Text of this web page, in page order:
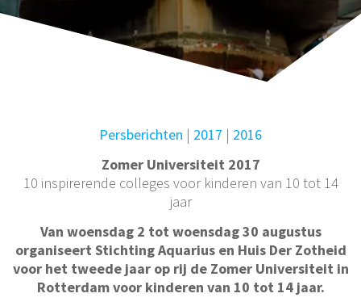
Persberichten | 2017 | 2016
Zomer Universiteit 2017
10 inspirerende colleges voor kinderen van 10 tot 14
jaar
Van woensdag 2 tot woensdag 30 augustus
organiseert Stichting Aquarius en Huis Der Zotheid
voor het tweede jaar op rij de Zomer Universiteit in
Rotterdam voor kinderen van 10 tot 14 jaar.